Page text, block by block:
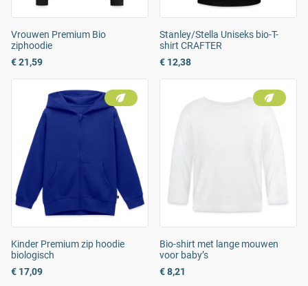
Vrouwen Premium Bio
ziphoodie
€ 21,59
Stanley/Stella Uniseks bio-T-
shirt CRAFTER
€ 12,38
Kinder Premium zip hoodie
biologisch
€ 17,09
Bio-shirt met lange mouwen
voor baby’s
€ 8,21